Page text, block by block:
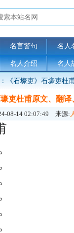
名言警句 名人
名人介绍 名人
《石壕吏》石壕吏杜
壕吏杜甫原文、翻
08-14 02:07:49 来源: